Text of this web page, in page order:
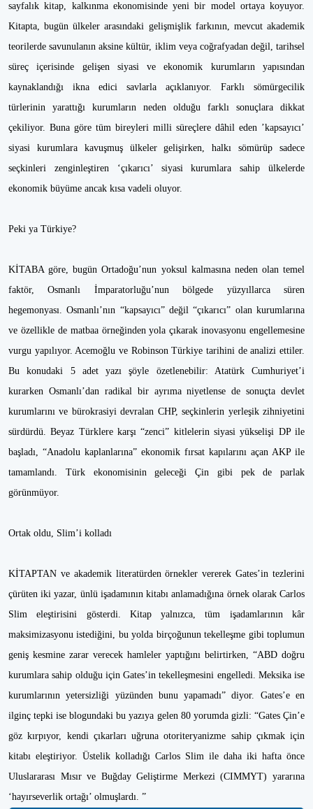
sayfalık kitap, kalkınma ekonomisinde yeni bir model ortaya koyuyor.
Kitapta, bugün ülkeler arasındaki gelişmişlik farkının, mevcut akademik
teorilerde savunulanın aksine kültür, iklim veya coğrafyadan değil, tarihsel
süreç içerisinde gelişen siyasi ve ekonomik kurumların yapısından
kaynaklandığı ikna edici savlarla açıklanıyor. Farklı sömürgecilik
türlerinin yarattığı kurumların neden olduğu farklı sonuçlara dikkat
çekiliyor. Buna göre tüm bireyleri milli süreçlere dâhil eden ’kapsayıcı’
siyasi kurumlara kavuşmuş ülkeler gelişirken, halkı sömürüp sadece
seçkinleri zenginleştiren ‘çıkarıcı’ siyasi kurumlara sahip ülkelerde
ekonomik büyüme ancak kısa vadeli oluyor.
Peki ya Türkiye?
KİTABA göre, bugün Ortadoğu’nun yoksul kalmasına neden olan temel
faktör, Osmanlı İmparatorluğu’nun bölgede yüzyıllarca süren
hegemonyası. Osmanlı’nın “kapsayıcı” değil “çıkarıcı” olan kurumlarına
ve özellikle de matbaa örneğinden yola çıkarak inovasyonu engellemesine
vurgu yapılıyor. Acemoğlu ve Robinson Türkiye tarihini de analizi ettiler.
Bu konudaki 5 adet yazı şöyle özetlenebilir: Atatürk Cumhuriyet’i
kurarken Osmanlı’dan radikal bir ayrıma niyetlense de sonuçta devlet
kurumlarını ve bürokrasiyi devralan CHP, seçkinlerin yerleşik zihniyetini
sürdürdü. Beyaz Türklere karşı “zenci” kitlelerin siyasi yükselişi DP ile
başladı, “Anadolu kaplanlarına” ekonomik fırsat kapılarını açan AKP ile
tamamlandı. Türk ekonomisinin geleceği Çin gibi pek de parlak
görünmüyor.
Ortak oldu, Slim’i kolladı
KİTAPTAN ve akademik literatürden örnekler vererek Gates’in tezlerini
çürüten iki yazar, ünlü işadamının kitabı anlamadığına örnek olarak Carlos
Slim eleştirisini gösterdi. Kitap yalnızca, tüm işadamlarının kâr
maksimizasyonu istediğini, bu yolda birçoğunun tekelleşme gibi toplumun
geniş kesmine zarar verecek hamleler yaptığını belirtirken, “ABD doğru
kurumlara sahip olduğu için Gates’in tekelleşmesini engelledi. Meksika ise
kurumlarının yetersizliği yüzünden bunu yapamadı” diyor. Gates’e en
ilginç tepki ise blogundaki bu yazıya gelen 80 yorumda gizli: “Gates Çin’e
göz kırpıyor, kendi çıkarları uğruna otoriteryanizme sahip çıkmak için
kitabı eleştiriyor. Üstelik kolladığı Carlos Slim ile daha iki hafta önce
Uluslararası Mısır ve Buğday Geliştirme Merkezi (CIMMYT) yararına
‘hayırseverlik ortağı’ olmuşlardı. ”